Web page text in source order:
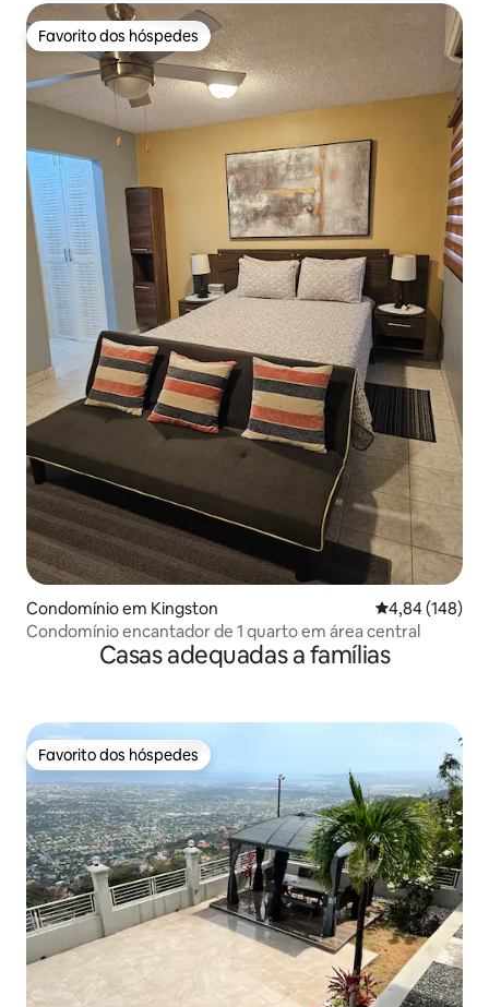
Favorito dos hóspedes
Favorito dos hóspedes
Condomínio em Kingston Classificação
4,84 (148)
Condomínio encantador de 1 quarto em área central
Casas adequadas a famílias
Favorito dos hóspedes
Favorito dos hóspedes